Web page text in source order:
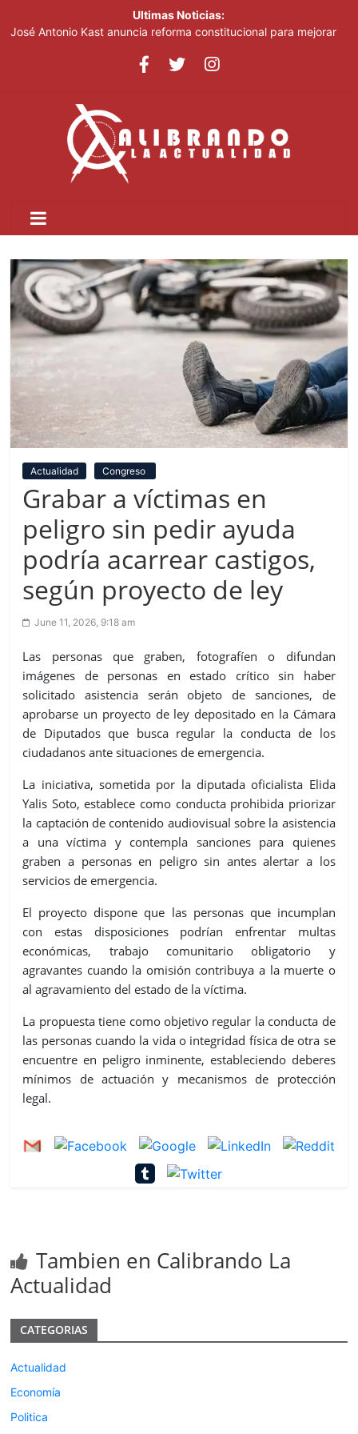
Ultimas Noticias:
José Antonio Kast anuncia reforma constitucional para mejorar
Los decomisos de drogas aumentaron 34 % en el primer
Centroamericanos
Imbornales tapados agravan inundaciones en el barrio Brisas
El Gobierno pondrá en marcha un plan para mecanizar la
agricultura a nivel nacional
Actualidad Congreso
Grabar a víctimas en
peligro sin pedir ayuda
podría acarrear castigos,
según proyecto de ley
June 11, 2026, 9:18 am
Las personas que graben, fotografíen o difundan
imágenes de personas en estado crítico sin haber
solicitado asistencia serán objeto de sanciones, de
aprobarse un proyecto de ley depositado en la Cámara
de Diputados que busca regular la conducta de los
ciudadanos ante situaciones de emergencia.
La iniciativa, sometida por la diputada oficialista Elida
Yalis Soto, establece como conducta prohibida priorizar
la captación de contenido audiovisual sobre la asistencia
a una víctima y contempla sanciones para quienes
graben a personas en peligro sin antes alertar a los
servicios de emergencia.
El proyecto dispone que las personas que incumplan
con estas disposiciones podrían enfrentar multas
económicas, trabajo comunitario obligatorio y
agravantes cuando la omisión contribuya a la muerte o
al agravamiento del estado de la víctima.
La propuesta tiene como objetivo regular la conducta de
las personas cuando la vida o integridad física de otra se
encuentre en peligro inminente, estableciendo deberes
mínimos de actuación y mecanismos de protección
legal.
Tambien en Calibrando La
Actualidad
CATEGORIAS
Actualidad
Economía
Politica